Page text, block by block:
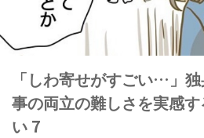
「しわ寄せがすごい…」
事の両立の難しさを実感
い 7